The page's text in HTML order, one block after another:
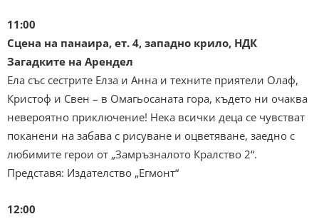
11:00
Сцена на панаира, ет. 4, западно крило, НДК
Загадките на Арендел
Ела със сестрите Елза и Анна и техните приятели Олаф,
Кристоф и Свен – в Омагьосаната гора, където ни очаква
невероятно приключение! Нека всички деца се чувстват
поканени на забава с рисуване и оцветяване, заедно с
любимите герои от „Замръзналото Кралство 2“.
Представя: Издателство „Егмонт“
12:00